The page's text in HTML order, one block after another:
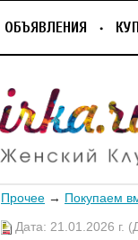
ОБЪЯВЛЕНИЯ
Прочее → Покупаем
Дата: 21.01.2026 г.